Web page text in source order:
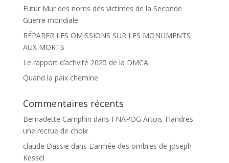
Futur Mur des noms des victimes de la Seconde
Guerre mondiale
RÉPARER LES OMISSIONS SUR LES MONUMENTS
AUX MORTS
Le rapport d’activité 2025 de la DMCA.
Quand la paix chemine
Commentaires récents
Bernadette Camphin dans FNAPOG Artois-Flandres
une recrue de choix
claude Dassie dans L’armée des ombres de joseph
Kessel